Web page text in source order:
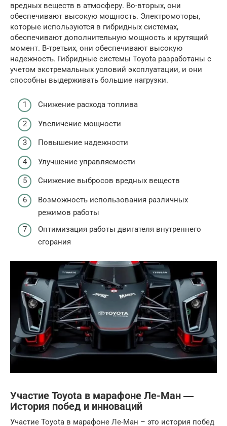
вредных веществ в атмосферу. Во-вторых, они
обеспечивают высокую мощность. Электромоторы,
которые используются в гибридных системах,
обеспечивают дополнительную мощность и крутящий
момент. В-третьих, они обеспечивают высокую
надежность. Гибридные системы Toyota разработаны с
учетом экстремальных условий эксплуатации, и они
способны выдерживать большие нагрузки.
Снижение расхода топлива
Увеличение мощности
Повышение надежности
Улучшение управляемости
Снижение выбросов вредных веществ
Возможность использования различных
режимов работы
Оптимизация работы двигателя внутреннего
сгорания
Участие Toyota в марафоне Ле-Ман ―
История побед и инноваций
Участие Toyota в марафоне Ле-Ман – это история побед